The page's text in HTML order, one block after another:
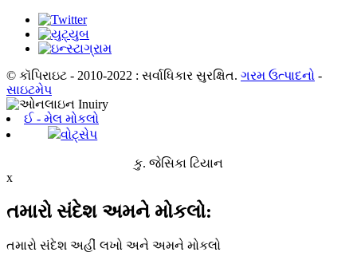
© કૉપિરાઇટ - 2010-2022 : સર્વાધિકાર સુરક્ષિત. ગરમ ઉત્પાદનો -
સાઇટમેપ
ઈ - મેલ મોકલો
વોટ્સેપ
કુ. જેસિકા ટિયાન
x
તમારો સંદેશ અમને મોકલો:
તમારો સંદેશ અહીં લખો અને અમને મોકલો